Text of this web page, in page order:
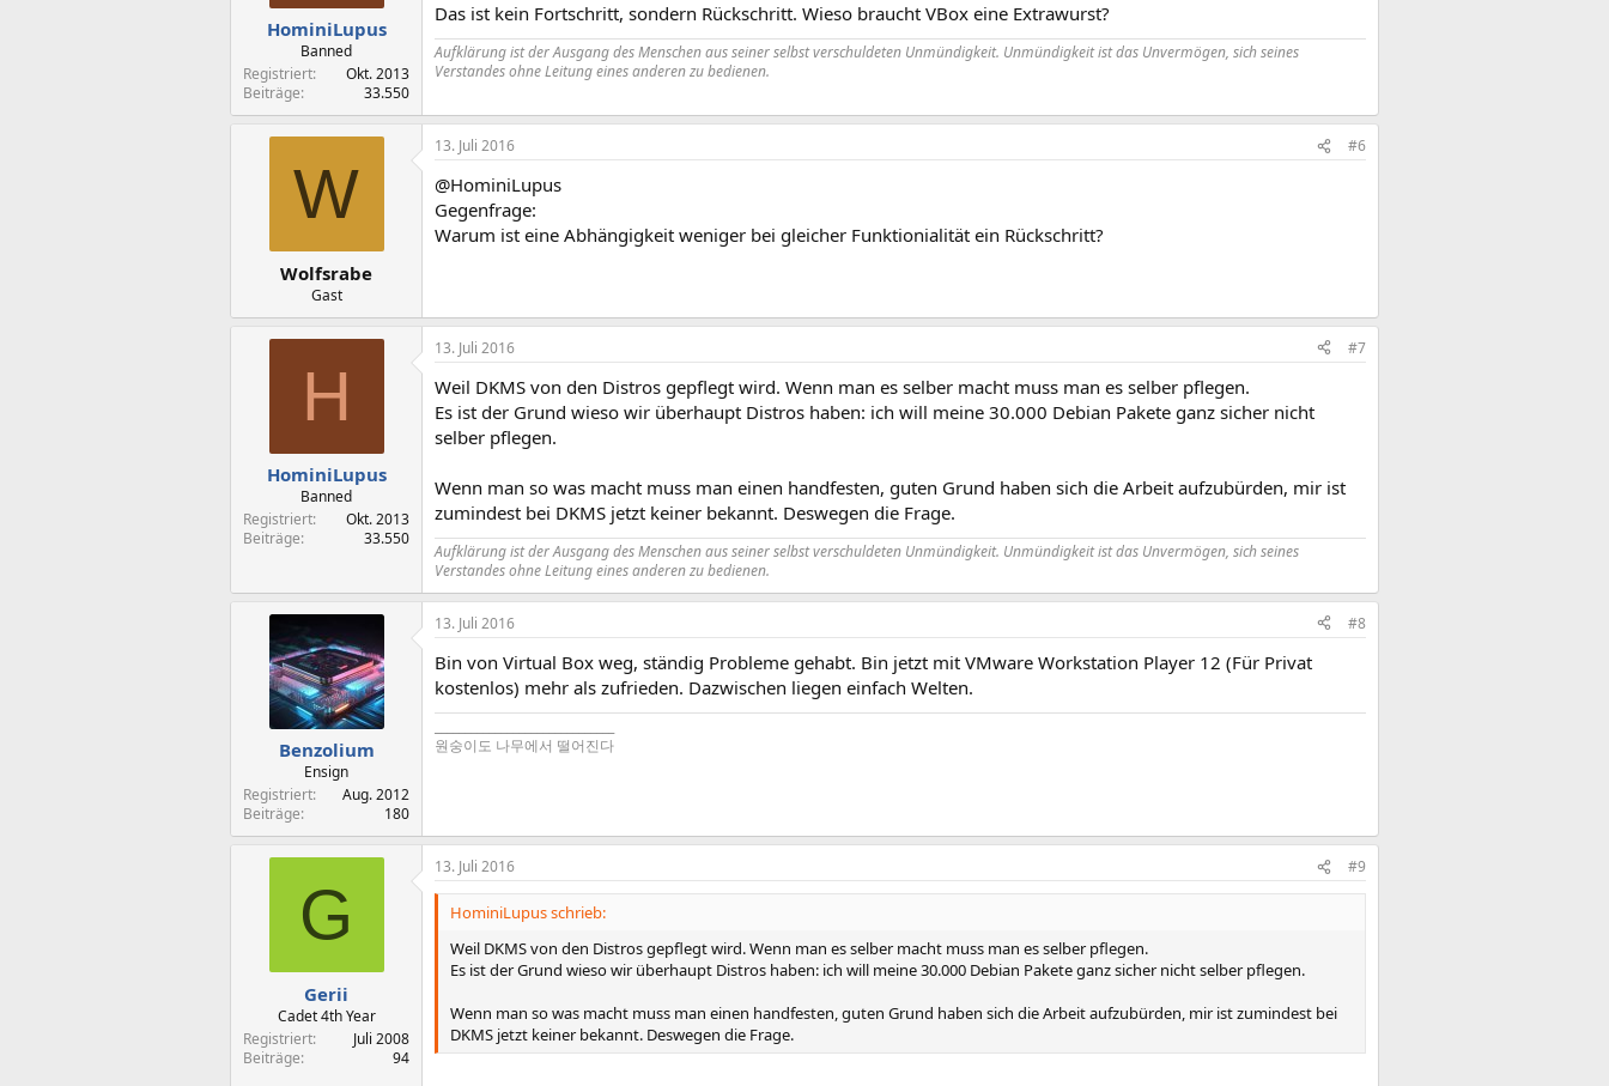
HominiLupus
Banned
Registriert
Okt. 2013
Beiträge
33.550
Das ist kein Fortschritt, sondern Rückschritt. Wieso braucht VBox eine Extrawurst?
Aufklärung ist der Ausgang des Menschen aus seiner selbst verschuldeten Unmündigkeit. Unmündigkeit ist das Unvermögen, sich seines
Verstandes ohne Leitung eines anderen zu bedienen.
W
Wolfsrabe
Gast
13. Juli 2016 #6
@HominiLupus
Gegenfrage:
Warum ist eine Abhängigkeit weniger bei gleicher Funktionialität ein Rückschritt?
H
HominiLupus
Banned
Registriert
Okt. 2013
Beiträge
33.550
13. Juli 2016 #7
Weil DKMS von den Distros gepflegt wird. Wenn man es selber macht muss man es selber pflegen.
Es ist der Grund wieso wir überhaupt Distros haben: ich will meine 30.000 Debian Pakete ganz sicher nicht
selber pflegen.
Wenn man so was macht muss man einen handfesten, guten Grund haben sich die Arbeit aufzubürden, mir ist
zumindest bei DKMS jetzt keiner bekannt. Deswegen die Frage.
Aufklärung ist der Ausgang des Menschen aus seiner selbst verschuldeten Unmündigkeit. Unmündigkeit ist das Unvermögen, sich seines
Verstandes ohne Leitung eines anderen zu bedienen.
Benzolium
Ensign
Registriert
Aug. 2012
Beiträge
180
13. Juli 2016 #8
Bin von Virtual Box weg, ständig Probleme gehabt. Bin jetzt mit VMware Workstation Player 12 (Für Privat
kostenlos) mehr als zufrieden. Dazwischen liegen einfach Welten.
원숭이도 나무에서 떨어진다
G
Gerii
Cadet 4th Year
Registriert
Juli 2008
Beiträge
94
13. Juli 2016 #9
HominiLupus schrieb:
Weil DKMS von den Distros gepflegt wird. Wenn man es selber macht muss man es selber pflegen.
Es ist der Grund wieso wir überhaupt Distros haben: ich will meine 30.000 Debian Pakete ganz sicher nicht selber pflegen.
Wenn man so was macht muss man einen handfesten, guten Grund haben sich die Arbeit aufzubürden, mir ist zumindest bei
DKMS jetzt keiner bekannt. Deswegen die Frage.